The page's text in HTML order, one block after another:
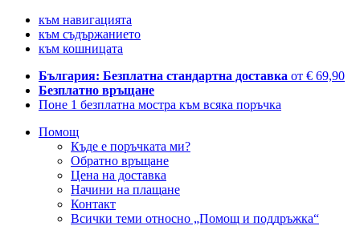
към навигацията
към съдържанието
към кошницата
България: Безплатна стандартна доставка от € 69,90
Безплатно връщане
Поне 1 безплатна мостра към всяка поръчка
Помощ
Къде е поръчката ми?
Обратно връщане
Цена на доставка
Начини на плащане
Контакт
Всички теми относно „Помощ и поддръжка“